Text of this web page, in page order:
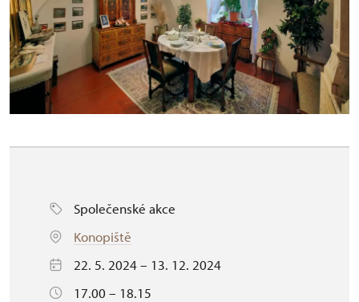
Společenské akce
Konopiště
22. 5. 2024 – 13. 12. 2024
17.00 – 18.15